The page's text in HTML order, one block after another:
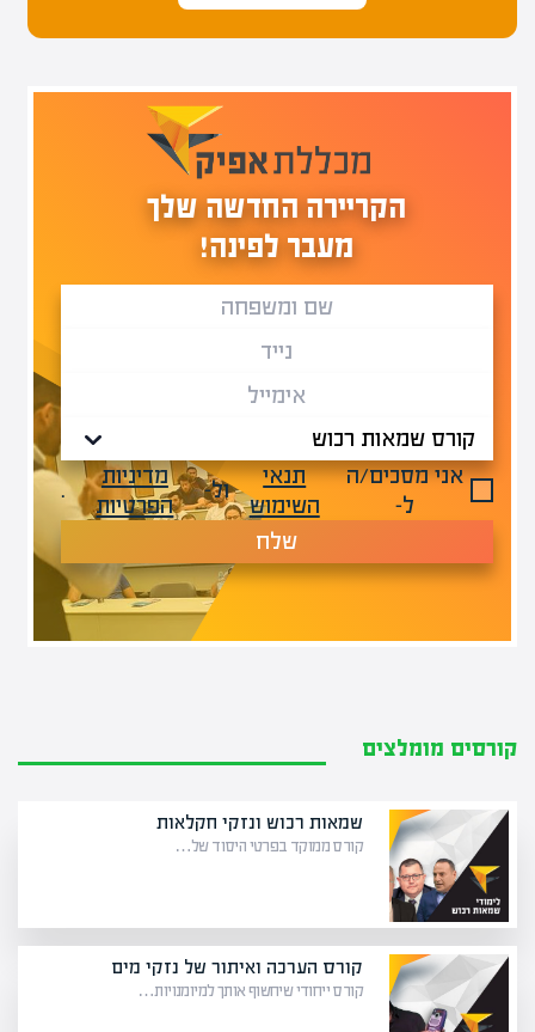
הקריירה החדשה שלך
מעבר לפינה!
אני מסכים/ה
ל-
תנאי
השימוש
ול-
מדיניות
הפרטיות
.
שלח
קורסים מומלצים
שמאות רכוש ונזקי חקלאות
קורס ממוקד בפרטי היסוד של…
קורס הערכה ואיתור של נזקי מים
קורס ייחודי שיחשוף אותך למיומנויות…